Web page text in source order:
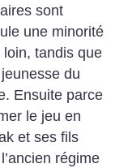
sont
une minorité
tandis que
du
Ensuite parce
le jeu en
et ses fils
régime